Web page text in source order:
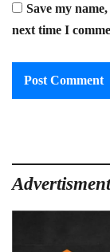
Save my
next time I
Advertisment